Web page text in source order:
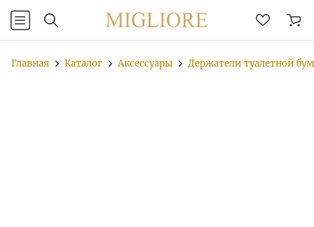
Главная Каталог Аксессуары Держатели туалетной